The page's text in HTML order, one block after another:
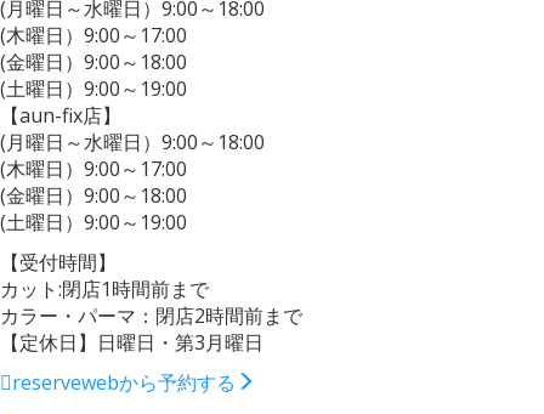
(月曜日～水曜日）9:00～18:00
(木曜日）9:00～17:00
(金曜日）9:00～18:00
(土曜日）9:00～19:00
【aun-fix店】
(月曜日～水曜日）9:00～18:00
(木曜日）9:00～17:00
(金曜日）9:00～18:00
(土曜日）9:00～19:00
【受付時間】
カット:閉店1時間前まで
カラー・パーマ：閉店2時間前まで
【定休日】日曜日・第3月曜日
reservewebから予約する